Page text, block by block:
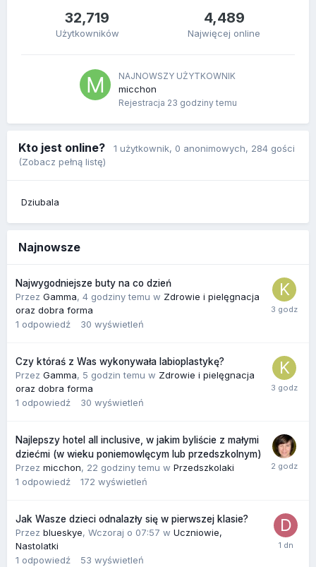
32,719
Użytkowników
4,489
Najwięcej online
NAJNOWSZY UŻYTKOWNIK
micchon
Rejestracja 23 godziny temu
Kto jest online? 1 użytkownik, 0 anonimowych, 284 gości
(Zobacz pełną listę)
Dziubala
Najnowsze
Najwygodniejsze buty na co dzień
Przez Gamma, 4 godziny temu w Zdrowie i pielęgnacja
oraz dobra forma
1 odpowiedź 30 wyświetleń
Czy któraś z Was wykonywała labioplastykę?
Przez Gamma, 5 godzin temu w Zdrowie i pielęgnacja
oraz dobra forma
1 odpowiedź 30 wyświetleń
Najlepszy hotel all inclusive, w jakim byliście z małymi
dziećmi (w wieku poniemowlęcym lub przedszkolnym)
Przez micchon, 22 godziny temu w Przedszkolaki
1 odpowiedź 172 wyświetleń
Jak Wasze dzieci odnalazły się w pierwszej klasie?
Przez blueskye, Wczoraj o 07:57 w Uczniowie,
Nastolatki
1 odpowiedź 53 wyświetleń